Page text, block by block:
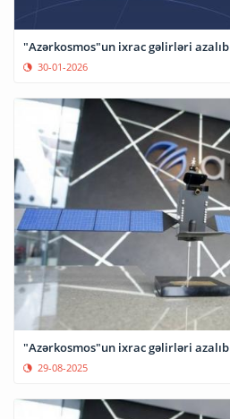
"Azərkosmos"un ixrac gəlirləri azalıb
30-01-2026
"Azərkosmos"un ixrac gəlirləri azalıb
29-08-2025